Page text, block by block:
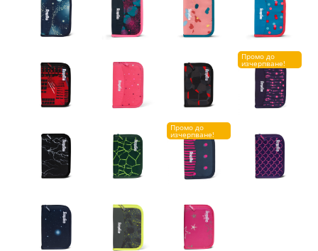
Промо до
изчерпване!
Промо до
изчерпване!